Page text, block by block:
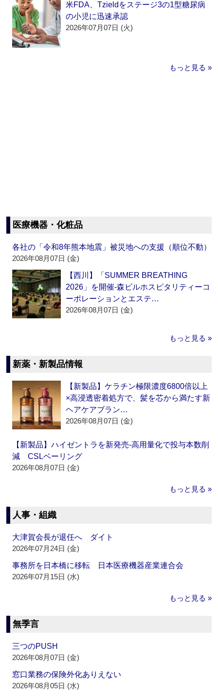
米FDA、Tzieldをステージ3の1型糖尿病
の小児に迅速承認
2026年07月07日 (火)
もっと見る »
医療機器・化粧品
各社の「令和8年熊本地震」被災地への支援（順位不動）
2026年08月07日 (金)
【西川】「SUMMER BREATHING
2026」を開催‐森ビルホスピタリティーコ
ーポレーションとエステ…
2026年08月07日 (金)
もっと見る »
新薬・新製品情報
【新製品】ケラチン極限濃度6800倍以上
×高浸透密着処方で、髪を芯から満たす新
ヘアケアブラン…
2026年08月07日 (金)
【新製品】ハイゼントラを新発売‐高用量化で投与本数削
減 CSLベーリング
2026年08月07日 (金)
もっと見る »
人事・組織
大津賀会長が退任へ ダイト
2026年07月24日 (金)
事務所を日本橋に移転 日本医療機器産業連合会
2026年07月15日 (水)
もっと見る »
無季言
三つのPUSH
2026年08月07日 (金)
窓口業務の保険外化ありえない
2026年08月05日 (水)